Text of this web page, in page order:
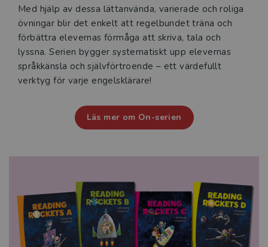
Med hjälp av dessa lättanvända, varierade och roliga
övningar blir det enkelt att regelbundet träna och
förbättra elevernas förmåga att skriva, tala och
lyssna. Serien bygger systematiskt upp elevernas
språkkänsla och självförtroende – ett värdefullt
verktyg för varje engelsklärare!
Läs mer om On-serien